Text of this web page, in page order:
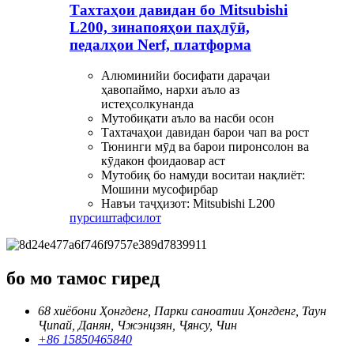
Тахтаҳои давидан бо Mitsubishi
L200, зинапояҳои паҳлӯӣ,
педалҳои Nerf, платформа
Алюминийи босифати дараҷаи
ҳавопаймо, нархи аъло аз
истеҳсолкунанда
Мутобиқати аъло ва насби осон
Тахтачаҳои давидан барои чап ва рост
Тюнинги мӯд ва барои пиронсолон ва
кӯдакон фоидаовар аст
Мутобиқ бо намуди воситаи нақлиёт:
Мошини мусофирбар
Навъи таҷҳизот: Mitsubishi L200
пурсиштафсилот
бо мо тамос гиред
68 хиёбони Ҳонгденг, Парки саноатии Ҳонгденг, Таун
Ҷипай, Данян, Чжэнцзян, Ҷянсу, Чин
+86 15850465840